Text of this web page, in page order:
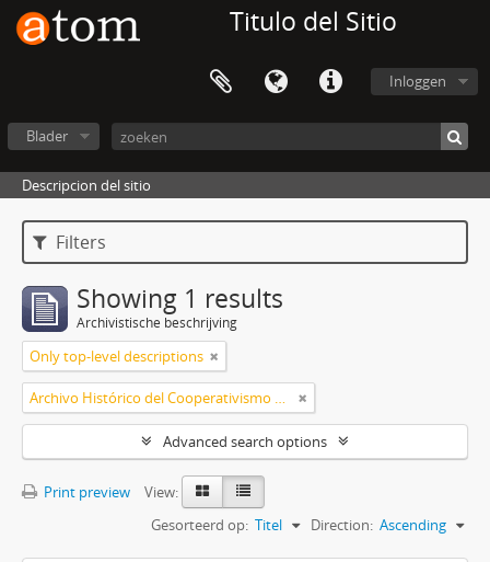
Titulo del Sitio
Inloggen
Blader
Descripcion del sitio
Filters
Showing 1 results
Archivistische beschrijving
Only top-level descriptions
Archivo Histórico del Cooperativismo de Crédito Asociación Civil
Advanced search options
Print preview
View:
Gesorteerd op: Titel Direction: Ascending